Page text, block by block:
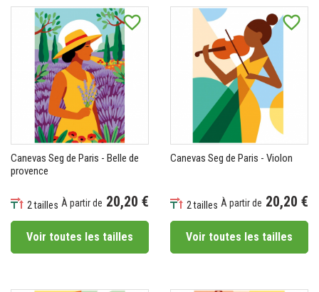
favorite_border
Canevas Seg de Paris - Belle de
provence
2 tailles À partir de 20,20 €
Voir toutes les tailles
favorite_border
Canevas Seg de Paris - Violon
2 tailles À partir de 20,20 €
Voir toutes les tailles